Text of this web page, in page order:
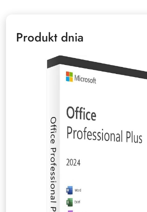
Produkt dnia